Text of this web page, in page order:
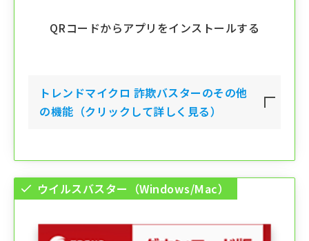
QRコードからアプリをインストールする
トレンドマイクロ 詐欺バスターのその他
の機能（クリックして詳しく見る）
ウイルスバスター（Windows/Mac）